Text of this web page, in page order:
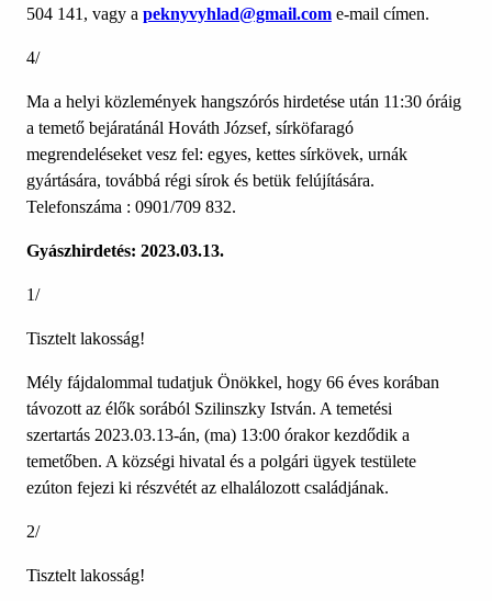
504 141, vagy a peknyvyhlad@gmail.com e-mail címen.
4/
Ma a helyi közlemények hangszórós hirdetése után 11:30 óráig
a temető bejáratánál Hováth József, sírköfaragó
megrendeléseket vesz fel: egyes, kettes sírkövek, urnák
gyártására, továbbá régi sírok és betük felújítására.
Telefonszáma : 0901/709 832.
Gyászhirdetés: 2023.03.13.
1/
Tisztelt lakosság!
Mély fájdalommal tudatjuk Önökkel, hogy 66 éves korában
távozott az élők sorából Szilinszky István. A temetési
szertartás 2023.03.13-án, (ma) 13:00 órakor kezdődik a
temetőben. A községi hivatal és a polgári ügyek testülete
ezúton fejezi ki részvétét az elhalálozott családjának.
2/
Tisztelt lakosság!